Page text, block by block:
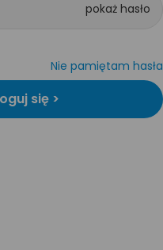
Nie pamiętam hasła